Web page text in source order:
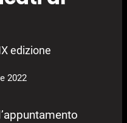
edizione
2022